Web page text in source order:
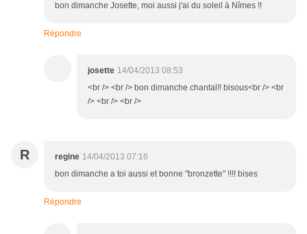
bon dimanche Josette, moi aussi j'ai du soleil à Nîmes !!
Répondre
josette 14/04/2013 08:53
<br /> <br /> bon dimanche chantal!! bisous<br /> <br
/> <br /> <br />
R regine 14/04/2013 07:16
bon dimanche a toi aussi et bonne "bronzette" !!!! bises
Répondre